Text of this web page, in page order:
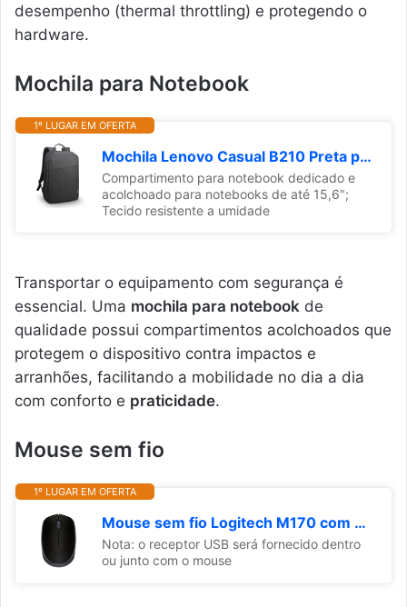
desempenho (thermal throttling) e protegendo o
hardware.
Mochila para Notebook
1º LUGAR EM OFERTA
Mochila Lenovo Casual B210 Preta para notebook de até 15.6" GX40Q17225
Compartimento para notebook dedicado e
acolchoado para notebooks de até 15,6";
Tecido resistente a umidade
Transportar o equipamento com segurança é
essencial. Uma mochila para notebook de
qualidade possui compartimentos acolchoados que
protegem o dispositivo contra impactos e
arranhões, facilitando a mobilidade no dia a dia
com conforto e praticidade.
Mouse sem fio
1º LUGAR EM OFERTA
Mouse sem fio Logitech M170 com Design Ambidestro Compacto, Conexão USB e Pilha Inclusa - Preto
Nota: o receptor USB será fornecido dentro
ou junto com o mouse